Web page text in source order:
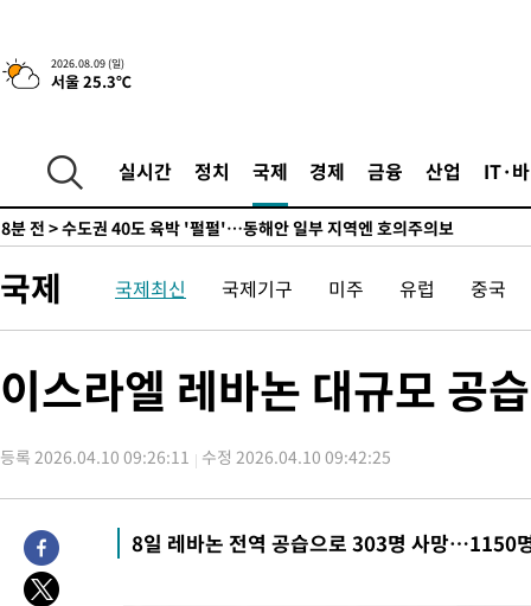
2026.08.09 (일)
서울 25.3℃
실시간 정치 국제 경제 금융 산업 IT·
래 44.56%
-7210초 전 >[속보]與 대표 경선 제주·인천 당원투표…金 47.75%·鄭
宋 10.17%
-6744초 전 >이강인 "아틀레티코 이적 기뻐…등번호 7번 의미보단 팀 위해
-453초 전 >
낮 최고 35도 '무더위'…동해안 시간당 30㎜ '강한 비'[내일날씨]
[속보]이강인 "감독님이 원하는 마음 느꼈고, 많은 트로피 원해 아틀
코 이적"
8분 전 >수도권 40도 육박 '펄펄'…동해안 일부 지역엔 호의주의보
2시간 전 >
강릉에 시간당 81.4㎜ 물폭탄…도로 잠기고 담벼락 붕괴
3시간 전 >백운산서 80년근 천종산삼 9뿌리 발견…감정가 1.3억원
4시간 전 >남자 농구, 나고야 아시안게임서 '홈팀' 일본과 한일전
5시간 전 >극한폭염 한풀 꺾이지만…'낮 최고 35도' 무더위, 열대야 계속[다
6시간 전 >축구협회 "압수수색·성접대 논란 사과…쇄신의 기회로 삼겠다"
6시간 전 >
[속보]'압수수색·성접대 논란' 축구협회 "실망과 걱정 안겨드려
10시간 전 >
'최고 37도' 폭염 지속…강원동해안 최대 150㎜ 비
12시간 전 >
국제 국제최신 국제기구 미주 유럽 중국
이스라엘 레바논 대규모 공
등록 2026.04.10 09:26:11 수정 2026.04.10 09:42:25
8일 레바논 전역 공습으로 303명 사망…1150